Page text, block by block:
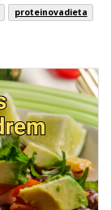
proteinovadieta